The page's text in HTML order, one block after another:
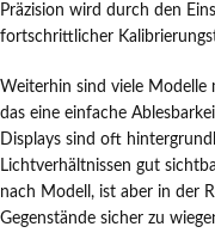
Präzision wird durch den
fortschrittlicher
Weiterhin sind viele Modelle
das eine einfache
Displays sind oft
Lichtverhältnissen gut
nach Modell, ist aber in der
Gegenstände sicher zu